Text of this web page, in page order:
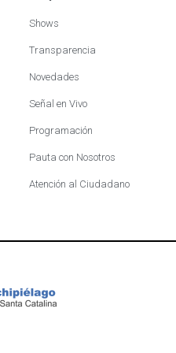
Shows
Transparencia
Novedades
Señal en Vivo
Programación
Pauta con Nosotros
Atención al Ciudadano